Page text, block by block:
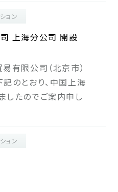
ョン
上海分公司 開設
有限公司（北京市）
のとおり、中国上海
したのでご案内申し
ョン